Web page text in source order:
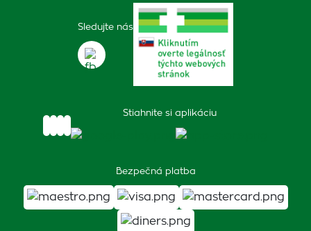
Sledujte nás
Stiahnite si aplikáciu
Bezpečná platba